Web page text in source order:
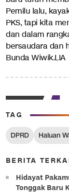
Pemilu lalu,
PKS, tapi kita
dan dalam
bersaudara dan
Bunda Wiwik.LIA
TAG
DPRD Haluan
BERITA
Hidayat
Tonggak Baru